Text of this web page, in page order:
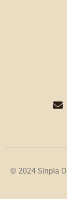
© 2024 Sinpla